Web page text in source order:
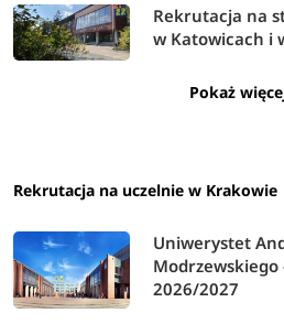
Elektroniczna rejestracja - I tura
Elektroniczna rejestracja - II tura -
Rekrutacja na
w Katowicach i
Pokaż
Rekrutacja na uczelnie w Krakowie
Uniwerystet
2026/2027